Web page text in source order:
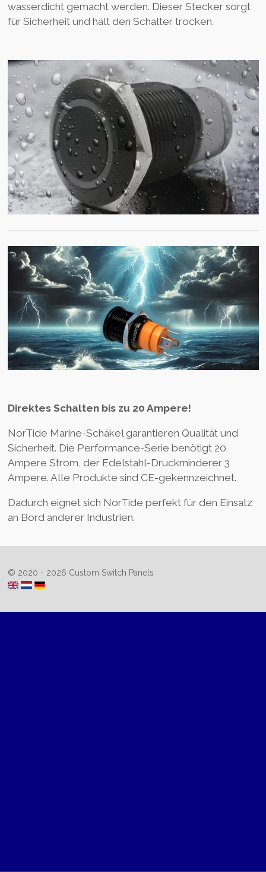
wasserdicht gemacht werden. Dieser Stecker sorgt
für Sicherheit und hält den Schalter trocken.
Direktes Schalten bis zu 20 Ampere!
NorTide Marine-Schäkel garantieren Qualität und
Sicherheit. Die Performance-Serie benötigt 20
Ampere Strom, der Edelstahl-Druckminderer 3
Ampere. Alle Produkte sind CE-gekennzeichnet.
Dadurch eignet sich NorTide perfekt für den Einsatz
an Bord anderer Industrien.
© 2020 - 2026 Custom Switch Panels